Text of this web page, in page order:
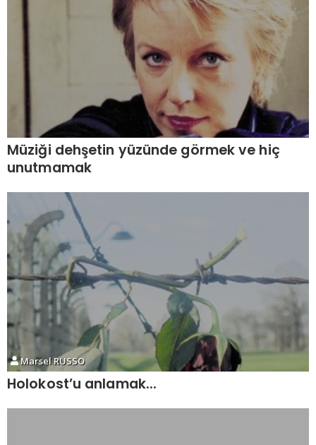
Müziği dehşetin yüzünde görmek ve hiç
unutmamak
Marsel RUSSO
Holokost’u anlamak...